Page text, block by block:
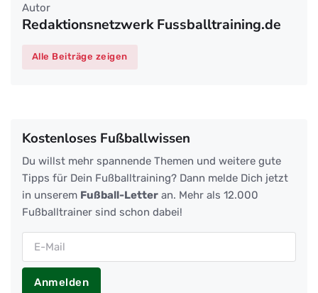
Autor
Redaktionsnetzwerk Fussballtraining.de
Alle Beiträge zeigen
Kostenloses Fußballwissen
Du willst mehr spannende Themen und weitere gute
Tipps für Dein Fußballtraining? Dann melde Dich jetzt
in unserem Fußball-Letter an. Mehr als 12.000
Fußballtrainer sind schon dabei!
Anmelden